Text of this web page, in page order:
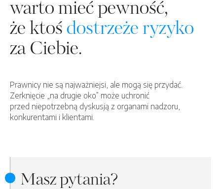
warto mieć pewność,
że ktoś dostrzeże ryzyko
za Ciebie.
Prawnicy nie są najważniejsi, ale mogą się przydać.
Zerknięcie „na drugie oko” może uchronić
przed niepotrzebną dyskusją z organami nadzoru,
konkurentami i klientami.
Masz pytania?